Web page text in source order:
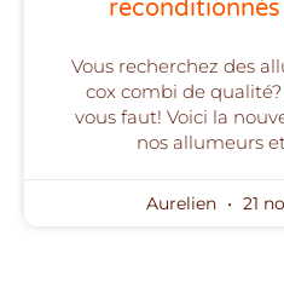
Vous recherchez des
cox combi de qualité?
vous faut! Voici la
nos allumeurs
Aurelien 21